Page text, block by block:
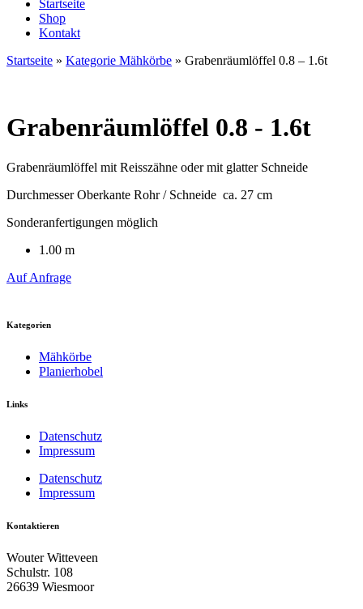
Startseite
Shop
Kontakt
Startseite » Kategorie Mähkörbe » Grabenräumlöffel 0.8 – 1.6t
Grabenräumlöffel 0.8 - 1.6t
Grabenräumlöffel mit Reisszähne oder mit glatter Schneide
Durchmesser Oberkante Rohr / Schneide ca. 27 cm
Sonderanfertigungen möglich
1.00 m
Auf Anfrage
Kategorien
Mähkörbe
Planierhobel
Links
Datenschutz
Impressum
Datenschutz
Impressum
Kontaktieren
Wouter Witteveen
Schulstr. 108
26639 Wiesmoor